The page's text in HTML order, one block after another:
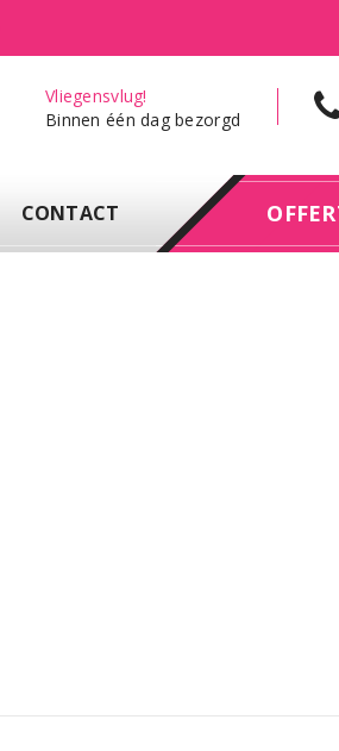
Vliegensvlug!
Binnen één dag bezorgd
CONTACT